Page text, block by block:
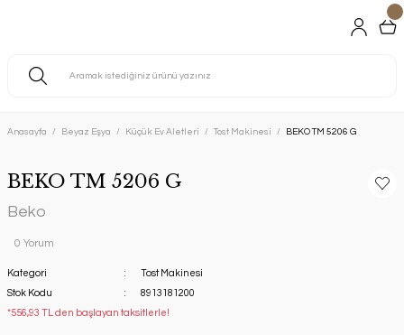
Anasayfa Beyaz Eşya Küçük Ev Aletleri Tost Makinesi BEKO TM 5206 G
BEKO TM 5206 G
Beko
0 Yorum
Kategori
Tost Makinesi
Stok Kodu
8913181200
*556,93 TL den başlayan taksitlerle!